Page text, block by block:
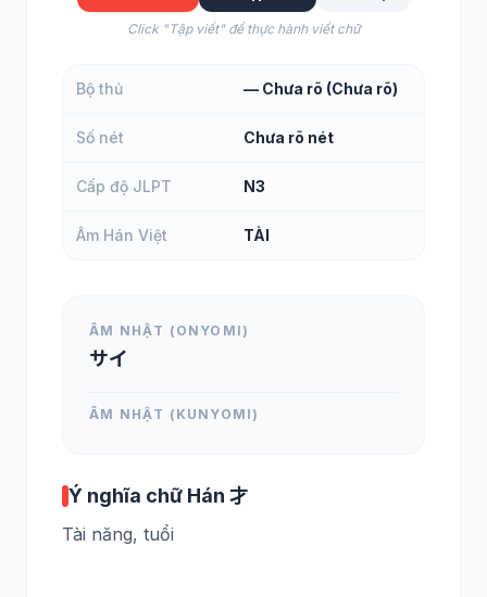
Click "Tập viết" để thực hành viết chữ
Bộ thủ — Chưa rõ (Chưa rõ)
Số nét Chưa rõ nét
Cấp độ JLPT N3
Âm Hán Việt TÀI
ÂM NHẬT (ONYOMI)
サイ
ÂM NHẬT (KUNYOMI)
Ý nghĩa chữ Hán 才
Tài năng, tuổi